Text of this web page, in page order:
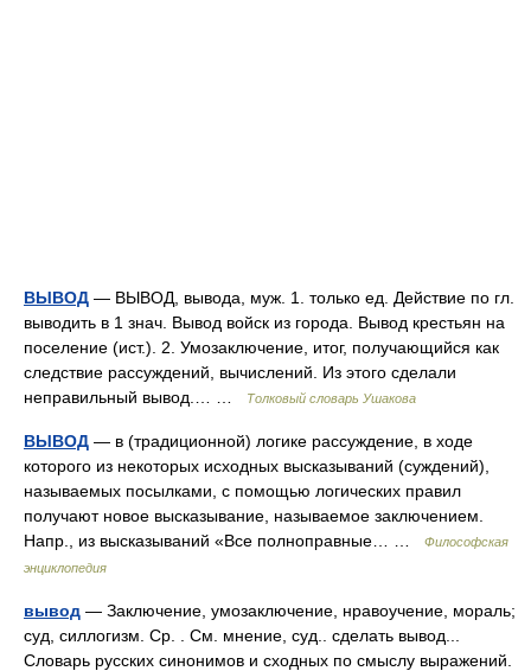
ВЫВОД — ВЫВОД, вывода, муж. 1. только ед. Действие по гл.
выводить в 1 знач. Вывод войск из города. Вывод крестьян на
поселение (ист.). 2. Умозаключение, итог, получающийся как
следствие рассуждений, вычислений. Из этого сделали
неправильный вывод.… …
Толковый словарь Ушакова
ВЫВОД — в (традиционной) логике рассуждение, в ходе
которого из некоторых исходных высказываний (суждений),
называемых посылками, с помощью логических правил
получают новое высказывание, называемое заключением.
Напр., из высказываний «Все полноправные… …
Философская
энциклопедия
вывод — Заключение, умозаключение, нравоучение, мораль;
суд, силлогизм. Ср. . См. мнение, суд.. сделать вывод...
Словарь русских синонимов и сходных по смыслу выражений.